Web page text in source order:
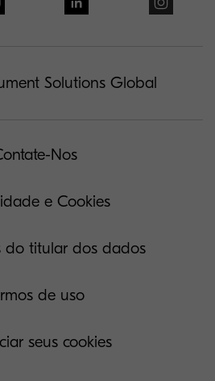
Solutions Global
Nos
e Cookies
do titular dos dados
de uso
seus cookies